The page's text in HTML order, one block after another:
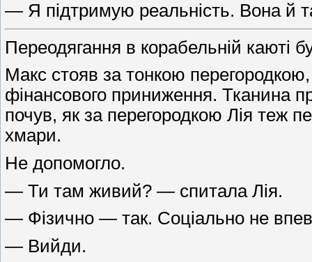
— Я підтримую реальність. Вона й
Переодягання в корабельній каюті
Макс стояв за тонкою
фінансового приниження. Тканина
почув, як за перегородкою Лія теж
хмари.
Не допомогло.
— Ти там живий? — спитала Лія.
— Фізично — так. Соціально не
— Вийди.